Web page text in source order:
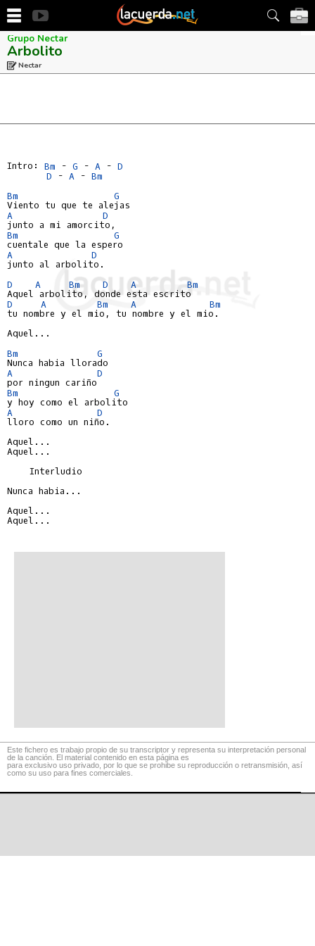
Grupo Nectar
Arbolito
Nectar
Intro: Bm - G - A - D
D - A - Bm
Bm
G
A
D
Bm
G
A
D
junto al arbolito.
D
A Bm D A
Bm
D
A Bm A
Bm
tu nombre y el mio, tu nombre y el mio.
Aquel...
Bm
G
A
D
Bm
G
A
D
lloro como un niño.
Aquel...
Aquel...
    Interludio
Nunca habia...
Aquel...
Aquel...
Este fichero es trabajo propio de su transcriptor y representa su interpretación personal
de la canción. El material contenido en esta página es
para exclusivo uso privado, por lo que se prohibe su reproducción o retransmisión, así
como su uso para fines comerciales.